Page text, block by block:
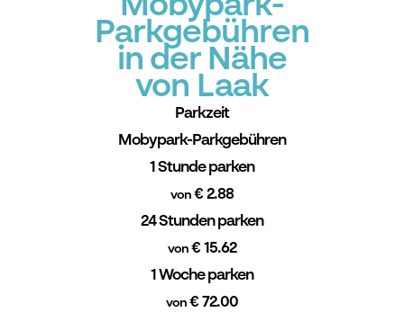
Mobypark-
Parkgebühren
in der Nähe
von Laak
Parkzeit
Mobypark-Parkgebühren
1 Stunde parken
von € 2.88
24 Stunden parken
von € 15.62
1 Woche parken
von € 72.00